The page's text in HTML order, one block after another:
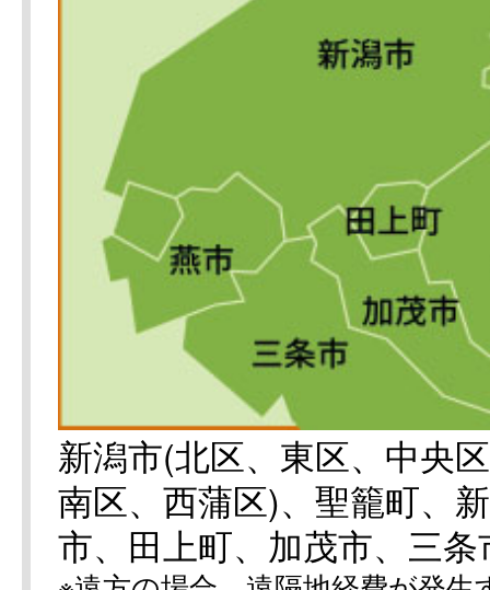
新潟市(北区、東区、中央
南区、西蒲区)、聖籠町、
市、田上町、加茂市、三